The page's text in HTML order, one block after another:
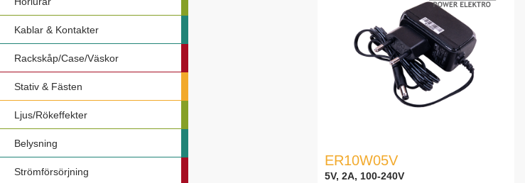
Kablar & Kontakter
Rackskåp/Case/Väskor
Stativ & Fästen
Ljus/Rökeffekter
Belysning
Strömförsörjning
ER10W05V
5V, 2A, 100-240V